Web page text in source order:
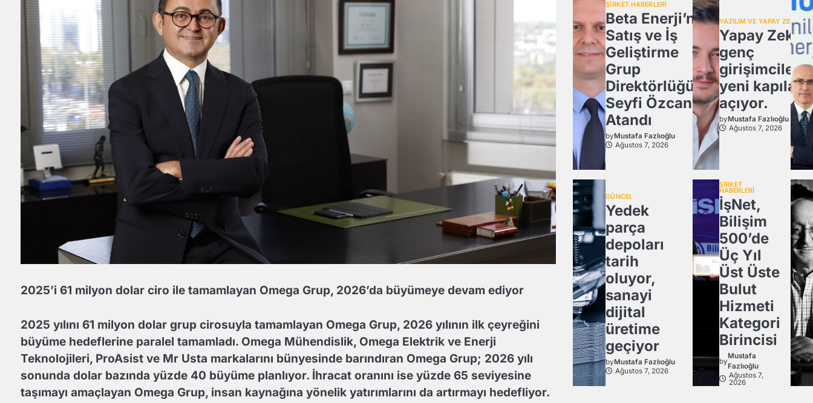
2025’i 61 milyon dolar ciro ile tamamlayan Omega Grup, 2026’da büyümeye devam ediyor
2025 yılını 61 milyon dolar grup cirosuyla tamamlayan Omega Grup, 2026 yılının ilk çeyreğini
büyüme hedeflerine paralel tamamladı. Omega Mühendislik, Omega Elektrik ve Enerji
Teknolojileri, ProAsist ve Mr Usta markalarını bünyesinde barındıran Omega Grup; 2026 yılı
sonunda dolar bazında yüzde 40 büyüme planlıyor. İhracat oranını ise yüzde 65 seviyesine
taşımayı amaçlayan Omega Grup, insan kaynağına yönelik yatırımlarını da artırmayı hedefliyor.
ŞİRKET HABERLERİ
Beta Enerji’nin
Satış ve İş
Geliştirme
Grup
Direktörlüğü’ne
Seyfi Özcan
Atandı
byMustafa Fazlıoğlu
Ağustos 7, 2026
YAZILIM VE YAPAY ZEKA
Yapay Zeka,
genç
girişimcilere
yeni kapılar
açıyor.
byMustafa Fazlıoğlu
Ağustos 7, 2026
GÜNCEL
Yedek
parça
depoları
tarih
oluyor,
sanayi
dijital
üretime
geçiyor
byMustafa Fazlıoğlu
Ağustos 7, 2026
ŞİRKET
HABERLERİ
İşNet,
Bilişim
500’de
Üç Yıl
Üst Üste
Bulut
Hizmeti
Kategori
Birincisi
by
Mustafa
Fazlıoğlu
Ağustos 7,
2026